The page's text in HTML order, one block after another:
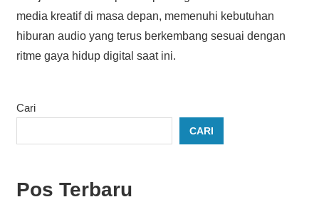
media kreatif di masa depan, memenuhi kebutuhan
hiburan audio yang terus berkembang sesuai dengan
ritme gaya hidup digital saat ini.
Cari
CARI
Pos Terbaru